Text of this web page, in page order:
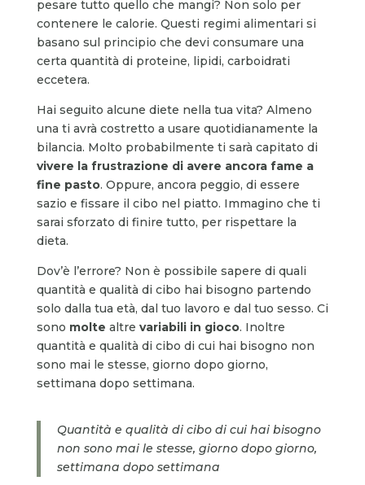
pesare tutto quello che mangi? Non solo per
contenere le calorie. Questi regimi alimentari si
basano sul principio che devi consumare una
certa quantità di proteine, lipidi, carboidrati
eccetera.
Hai seguito alcune diete nella tua vita? Almeno
una ti avrà costretto a usare quotidianamente la
bilancia. Molto probabilmente ti sarà capitato di
vivere la frustrazione di avere ancora fame a
fine pasto. Oppure, ancora peggio, di essere
sazio e fissare il cibo nel piatto. Immagino che ti
sarai sforzato di finire tutto, per rispettare la
dieta.
Dov’è l’errore? Non è possibile sapere di quali
quantità e qualità di cibo hai bisogno partendo
solo dalla tua età, dal tuo lavoro e dal tuo sesso. Ci
sono molte altre variabili in gioco. Inoltre
quantità e qualità di cibo di cui hai bisogno non
sono mai le stesse, giorno dopo giorno,
settimana dopo settimana.
Quantità e qualità di cibo di cui hai bisogno
non sono mai le stesse, giorno dopo giorno,
settimana dopo settimana